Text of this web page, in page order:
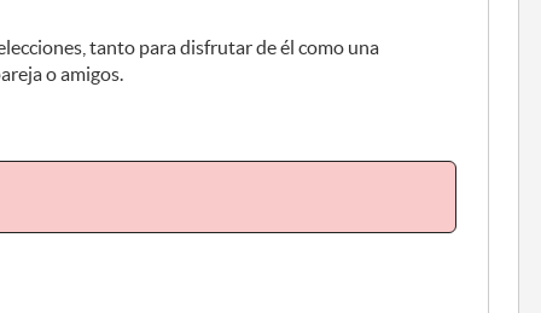
tanto para disfrutar de él como una
o amigos.